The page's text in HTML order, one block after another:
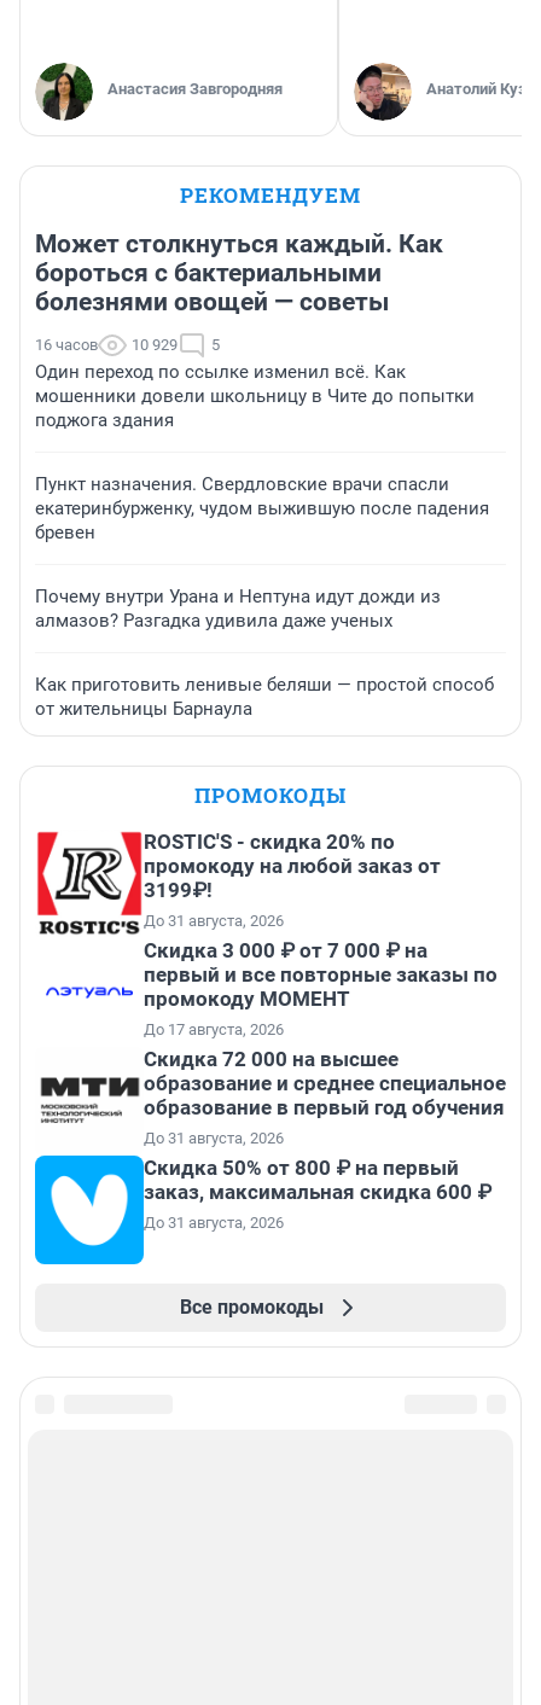
Анастасия Завгородняя Анатолий
РЕКОМЕНДУЕМ
Может столкнуться каждый. Как
бороться с бактериальными
болезнями овощей — советы
16 часов 10 929 5
Один переход по ссылке изменил всё. Как
мошенники довели школьницу в Чите до попытки
поджога здания
Пункт назначения. Свердловские врачи спасли
екатеринбурженку, чудом выжившую после падения
бревен
Почему внутри Урана и Нептуна идут дожди из
алмазов? Разгадка удивила даже ученых
Как приготовить ленивые беляши — простой способ
от жительницы Барнаула
ПРОМОКОДЫ
ROSTIC'S - скидка 20% по
промокоду на любой заказ от
3199₽!
До 31 августа, 2026
Скидка 3 000 ₽ от 7 000 ₽ на
первый и все повторные заказы по
промокоду МОМЕНТ
До 17 августа, 2026
Скидка 72 000 на высшее
образование и среднее специальное
образование в первый год обучения
До 31 августа, 2026
Скидка 50% от 800 ₽ на первый
заказ, максимальная скидка 600 ₽
До 31 августа, 2026
Все промокоды